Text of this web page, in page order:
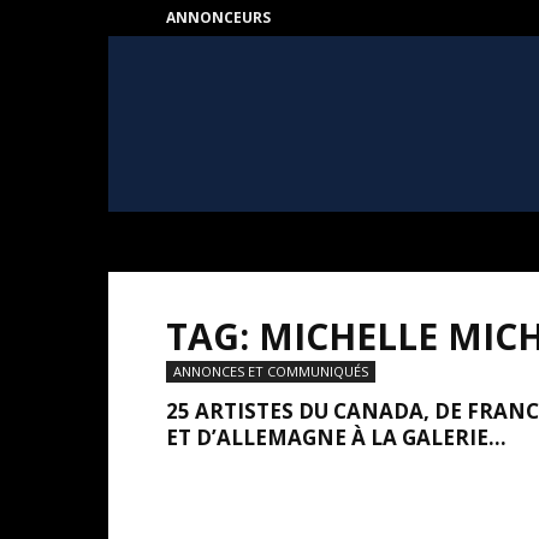
ANNONCEURS
l'Art
TAG: MICHELLE
ANNONCES ET COMMUNIQUÉS
25 ARTISTES DU CANADA, DE
ET D’ALLEMAGNE À LA GALERIE...